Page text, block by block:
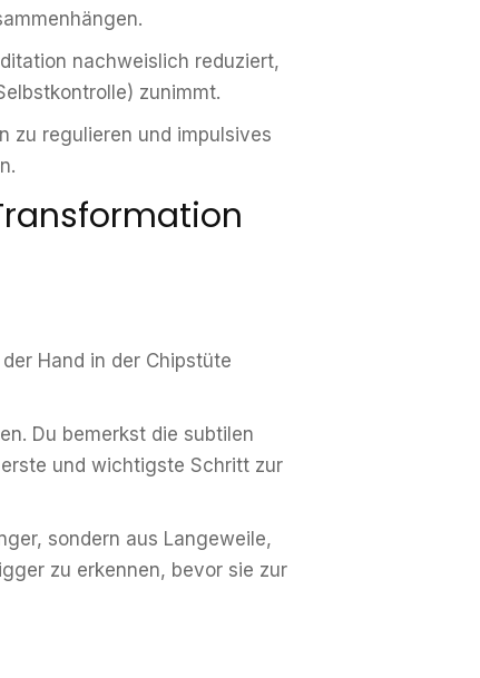
nachweislich reduziert,
zunimmt.
zu regulieren und impulsives
Hand in der Chipstüte
Du bemerkst die subtilen
und wichtigste Schritt zur
sondern aus Langeweile,
zu erkennen, bevor sie zur